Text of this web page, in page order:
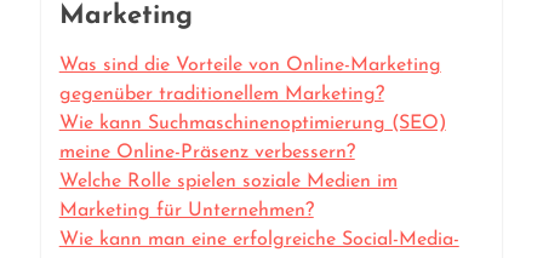
Marketing
Was sind die Vorteile von Online-Marketing
gegenüber traditionellem Marketing?
Wie kann Suchmaschinenoptimierung (SEO)
meine Online-Präsenz verbessern?
Welche Rolle spielen soziale Medien im
Marketing für Unternehmen?
Wie kann man eine erfolgreiche Social-Media-